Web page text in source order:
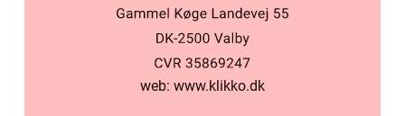
web: www.klikko.dk